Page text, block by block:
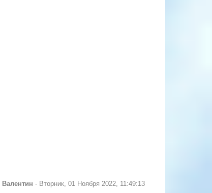
Валентин - Вторник, 01 Ноября 2022, 11:49:13